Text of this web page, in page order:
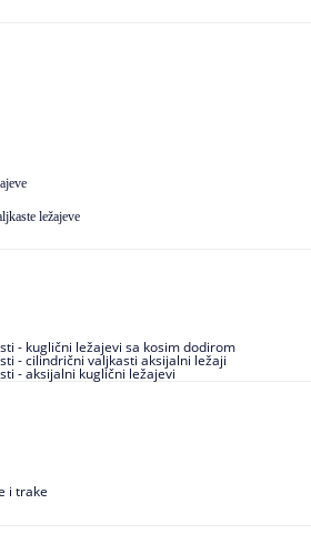
ležajeve
- kuglični ležajevi sa kosim dodirom
- cilindrični valjkasti aksijalni ležaji
- aksijalni kuglični ležajevi
i trake